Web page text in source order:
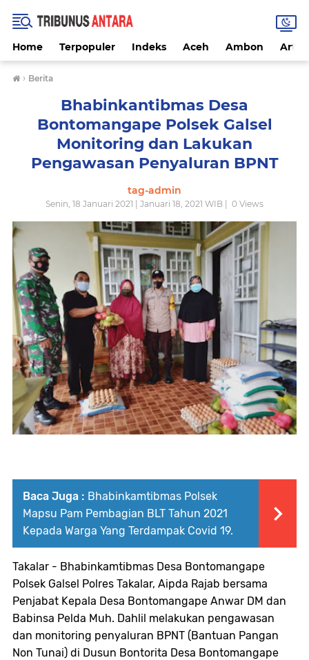
Home Terpopuler Indeks Aceh Ambon
› Berita
Bhabinkantibmas Desa
Bontomangape Polsek Galsel
Monitoring dan Lakukan
Pengawasan Penyaluran BPNT
tag-admin
Senin, 18 Januari 2021 | Januari 18, 2021 WIB | 0 Views
Baca Juga : Bhabinkamtibmas Polsek
Mapsu Pam Pembagian BLT Tahun 2021
Kepada Warga Yang Terdampak Covid 19.
Takalar - Bhabinkamtibmas Desa Bontomangape
Polsek Galsel Polres Takalar, Aipda Rajab bersama
Penjabat Kepala Desa Bontomangape Anwar DM dan
Babinsa Pelda Muh. Dahlil melakukan pengawasan
dan monitoring penyaluran BPNT (Bantuan Pangan
Non Tunai) di Dusun Bontorita Desa Bontomangape